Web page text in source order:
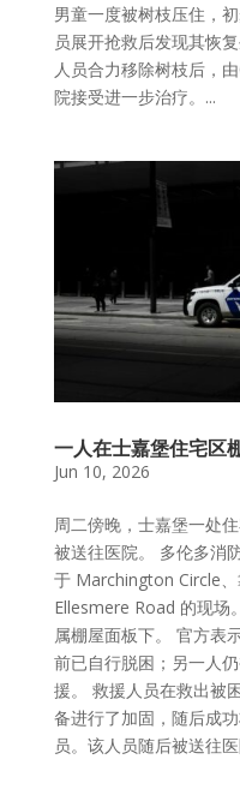
男童一度被树枝压住，
员展开抢救后发现其恢
人员合力移除树枝后，
院接受进一步治疗。...
一人在士嘉堡住宅区
Jun 10, 2026
周二傍晚，士嘉堡一处
被送往医院。 多伦多消
于 Marchington Circle
Ellesmere Road 的现场
属棚屋面板下。 官方表
前已自行脱困；另一人
援。 救援人员在救出被
备进行了加固，随后成
员。该人员随后被送往